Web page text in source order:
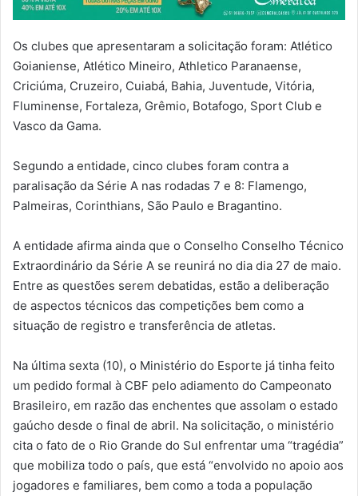
Os clubes que apresentaram a solicitação foram: Atlético
Goianiense, Atlético Mineiro, Athletico Paranaense,
Criciúma, Cruzeiro, Cuiabá, Bahia, Juventude, Vitória,
Fluminense, Fortaleza, Grêmio, Botafogo, Sport Club e
Vasco da Gama.
Segundo a entidade, cinco clubes foram contra a
paralisação da Série A nas rodadas 7 e 8: Flamengo,
Palmeiras, Corinthians, São Paulo e Bragantino.
A entidade afirma ainda que o Conselho Conselho Técnico
Extraordinário da Série A se reunirá no dia dia 27 de maio.
Entre as questões serem debatidas, estão a deliberação
de aspectos técnicos das competições bem como a
situação de registro e transferência de atletas.
Na última sexta (10), o Ministério do Esporte já tinha feito
um pedido formal à CBF pelo adiamento do Campeonato
Brasileiro, em razão das enchentes que assolam o estado
gaúcho desde o final de abril. Na solicitação, o ministério
cita o fato de o Rio Grande do Sul enfrentar uma “tragédia”
que mobiliza todo o país, que está “envolvido no apoio aos
jogadores e familiares, bem como a toda a população